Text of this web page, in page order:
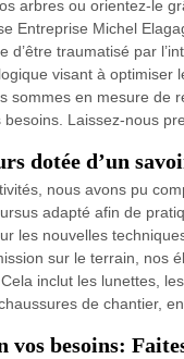
arbres ou orientez-le
Entreprise Michel
d’être traumatisé par
visant à
sommes en mesure de
Laissez-nous
dotée d’un
nous avons pu
adapté afin de
les nouvelles
sur le terrain, nos
inclut les lunettes,
de chantier,
vos besoins: